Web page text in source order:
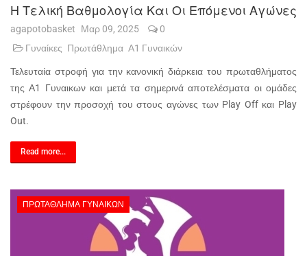
Η Τελική Βαθμολογία Και Οι Επόμενοι Αγώνες
agapotobasket Μαρ 09, 2025
0
Γυναίκες Πρωτάθλημα Α1 Γυναικών
Τελευταία στροφή για την κανονική διάρκεια του πρωταθλήματος
της Α1 Γυναικων και μετά τα σημερινά αποτελέσματα οι ομάδες
στρέφουν την προσοχή του στους αγώνες των Play Off και Play
Out.
Read more...
ΠΡΩΤΆΘΛΗΜΑ ΓΥΝΑΙΚΏΝ